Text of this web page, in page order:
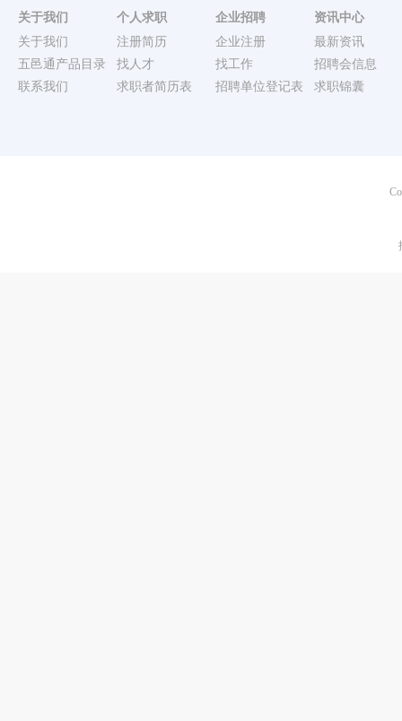
关于我们
关于我们
五邑通产品目录
联系我们
个人求职
注册简历
找人才
求职者简历表
企业招聘
企业注册
找工作
招聘单位登记表
资讯中心
最新资讯
招聘会信息
求职锦囊